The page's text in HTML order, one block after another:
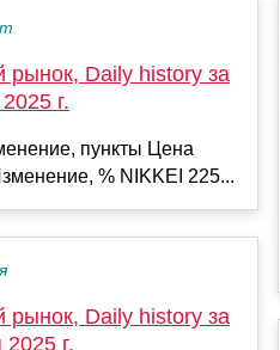
Daily history за
г.
пункты Цена
% NIKKEI 225...
Daily history за
г.